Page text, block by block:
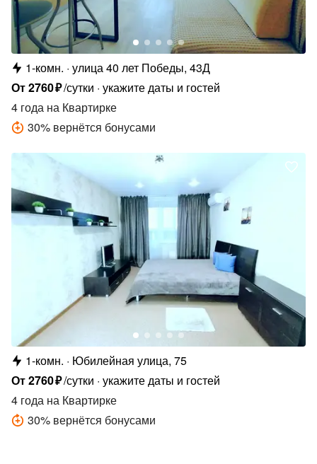
1-комн. улица 40 лет Победы, 43Д
От2760₽/сутки укажите даты и гостей
4 года на Квартирке
30% вернётся бонусами
1-комн.
Юбилейная улица, 75
От2760₽/сутки укажите даты и гостей
4 года на Квартирке
30% вернётся бонусами